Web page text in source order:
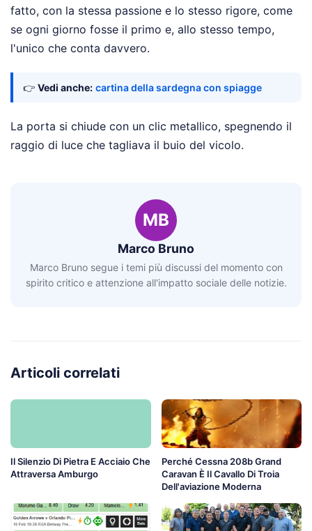
fatto, con la stessa passione e lo stesso rigore, come
se ogni giorno fosse il primo e, allo stesso tempo,
l'unico che conta davvero.
👉 Vedi anche: cartina della sardegna con spiagge
La porta si chiude con un clic metallico, spegnendo il
raggio di luce che tagliava il buio del vicolo.
MB
Marco Bruno
Marco Bruno segue i temi più discussi del momento con
spirito critico e attenzione all'impatto sociale delle notizie.
Articoli correlati
Il Silenzio Di Pietra E Acciaio Che
Attraversa Amburgo
Perché Cessna 208b Grand
Caravan È Il Cavallo Di Troia
Dell'aviazione Moderna